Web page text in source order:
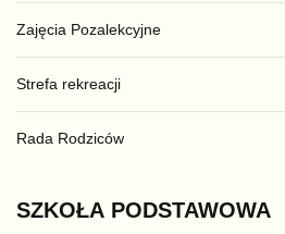
Zajęcia Pozalekcyjne
Strefa rekreacji
Rada Rodziców
SZKOŁA PODSTAWOWA